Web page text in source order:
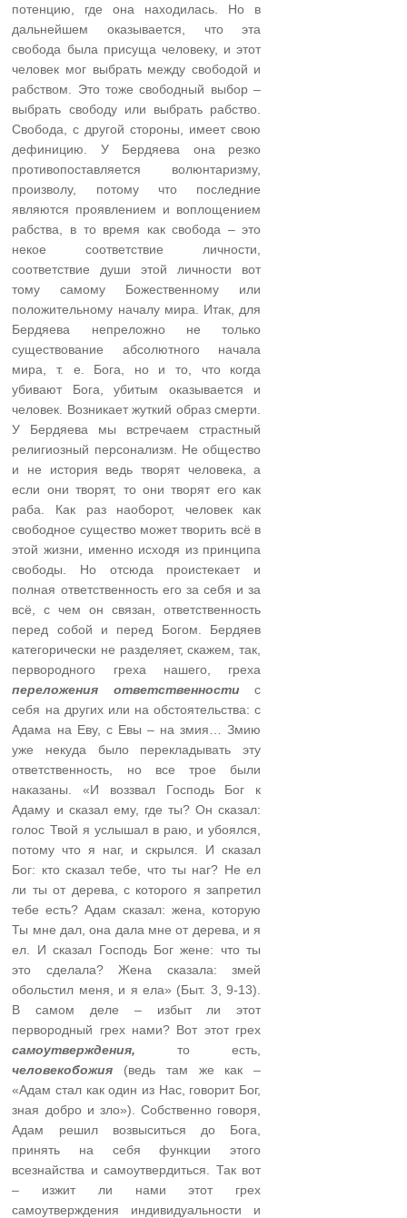
потенцию, где она находилась. Но в
дальнейшем оказывается, что эта
свобода была присуща человеку, и этот
человек мог выбрать между свободой и
рабством. Это тоже свободный выбор –
выбрать свободу или выбрать рабство.
Свобода, с другой стороны, имеет свою
дефиницию. У Бердяева она резко
противопоставляется волюнтаризму,
произволу, потому что последние
являются проявлением и воплощением
рабства, в то время как свобода – это
некое соответствие личности,
соответствие души этой личности вот
тому самому Божественному или
положительному началу мира. Итак, для
Бердяева непреложно не только
существование абсолютного начала
мира, т. е. Бога, но и то, что когда
убивают Бога, убитым оказывается и
человек. Возникает жуткий образ смерти.
У Бердяева мы встречаем страстный
религиозный персонализм. Не общество
и не история ведь творят человека, а
если они творят, то они творят его как
раба. Как раз наоборот, человек как
свободное существо может творить всё в
этой жизни, именно исходя из принципа
свободы. Но отсюда проистекает и
полная ответственность его за себя и за
всё, с чем он связан, ответственность
перед собой и перед Богом. Бердяев
категорически не разделяет, скажем, так,
первородного греха нашего, греха
переложения ответственностис
себя на других или на обстоятельства: с
Адама на Еву, с Евы – на змия… Змию
уже некуда было перекладывать эту
ответственность, но все трое были
наказаны. «И воззвал Господь Бог к
Адаму и сказал ему, где ты? Он сказал:
голос Твой я услышал в раю, и убоялся,
потому что я наг, и скрылся. И сказал
Бог: кто сказал тебе, что ты наг? Не ел
ли ты от дерева, с которого я запретил
тебе есть? Адам сказал: жена, которую
Ты мне дал, она дала мне от дерева, и я
ел. И сказал Господь Бог жене: что ты
это сделала? Жена сказала: змей
обольстил меня, и я ела» (Быт. 3, 9-13).
В самом деле – избыт ли этот
первородный грех нами? Вот этот грех
самоутверждения,то есть,
человекобожия (ведь там же как –
«Адам стал как один из Нас, говорит Бог,
зная добро и зло»). Собственно говоря,
Адам решил возвыситься до Бога,
принять на себя функции этого
всезнайства и самоутвердиться. Так вот
– изжит ли нами этот грех
самоутверждения индивидуальности и